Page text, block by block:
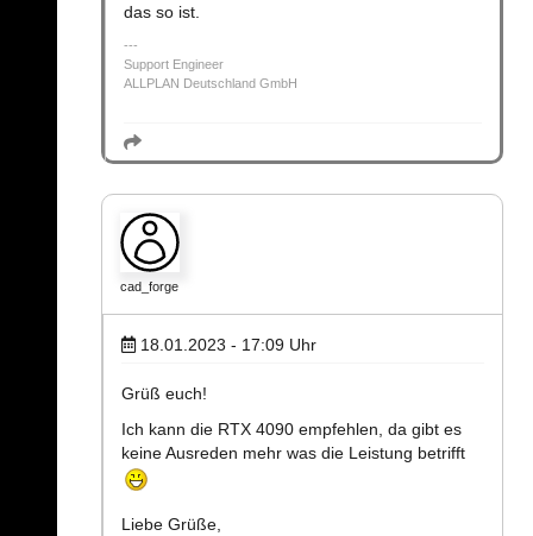
das so ist.
Support Engineer
ALLPLAN Deutschland GmbH
cad_forge
18.01.2023 - 17:09 Uhr
Grüß euch!
Ich kann die RTX 4090 empfehlen, da gibt es
keine Ausreden mehr was die Leistung betrifft
Liebe Grüße,